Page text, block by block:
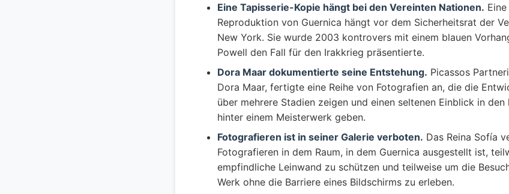
Eine Tapisserie-Kopie hängt bei den Vereinten Nationen.
Reproduktion von Guernica hängt vor dem Sicherheitsrat der
New York. Sie wurde 2003 kontrovers mit einem blauen
Powell den Fall für den Irakkrieg präsentierte.
Dora Maar dokumentierte seine Entstehung. Picassos
Dora Maar, fertigte eine Reihe von Fotografien an, die die
über mehrere Stadien zeigen und einen seltenen Einblick in
hinter einem Meisterwerk geben.
Fotografieren ist in seiner Galerie verboten. Das Reina Sofía
Fotografieren in dem Raum, in dem Guernica ausgestellt ist,
empfindliche Leinwand zu schützen und teilweise um die
Werk ohne die Barriere eines Bildschirms zu erleben.